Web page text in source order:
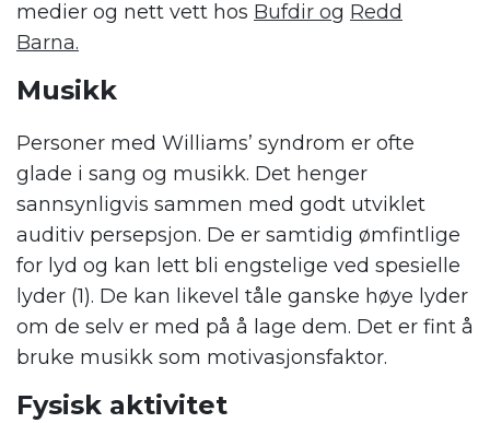
medier og nett vett hos Bufdir og Redd
Barna.
Musikk
Personer med Williams’ syndrom er ofte
glade i sang og musikk. Det henger
sannsynligvis sammen med godt utviklet
auditiv persepsjon. De er samtidig ømfintlige
for lyd og kan lett bli engstelige ved spesielle
lyder (1). De kan likevel tåle ganske høye lyder
om de selv er med på å lage dem. Det er fint å
bruke musikk som motivasjonsfaktor.
Fysisk aktivitet